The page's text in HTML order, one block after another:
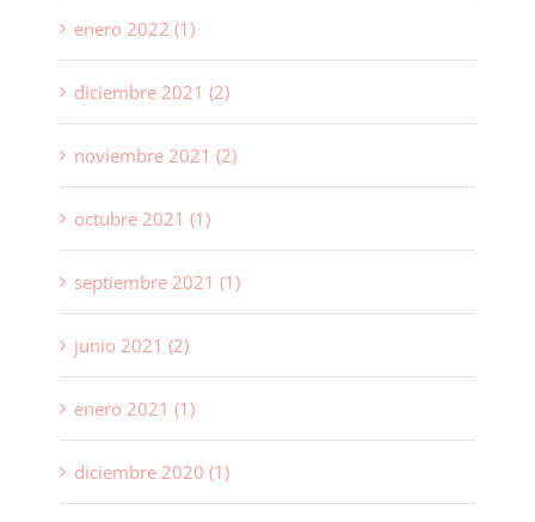
enero 2022 (1)
diciembre 2021 (2)
noviembre 2021 (2)
octubre 2021 (1)
septiembre 2021 (1)
junio 2021 (2)
enero 2021 (1)
diciembre 2020 (1)